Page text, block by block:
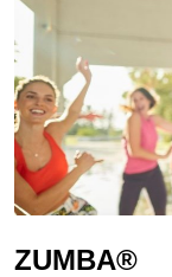
ZUMBA®